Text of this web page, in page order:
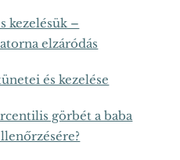
kezelésük –
elzáródás
és kezelése
görbét a baba